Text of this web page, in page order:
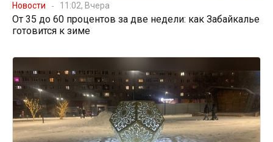
Новости 11:02, Вчера
От 35 до 60 процентов за две недели: как Забайкалье
готовится к зиме